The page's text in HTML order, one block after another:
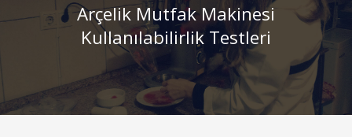
Arçelik Mutfak Makinesi
Kullanılabilirlik Testleri